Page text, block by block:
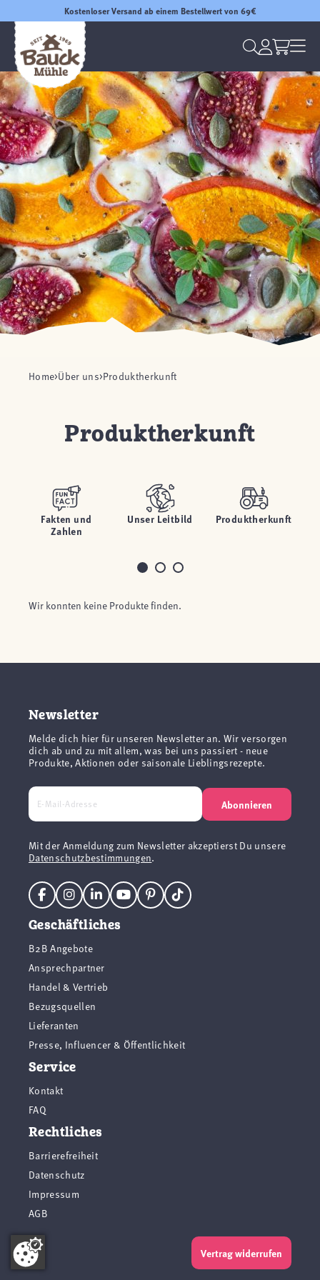
Kostenloser Versand ab einem Bestellwert von 69€
Home Über uns Produktherkunft
Produktherkunft
Fakten und
Zahlen
Unser Leitbild Produktherkunft
Wir konnten keine Produkte finden.
Vertrag widerrufen
Newsletter
Melde dich hier für unseren Newsletter an. Wir versorgen
dich ab und zu mit allem, was bei uns passiert - neue
Produkte, Aktionen oder saisonale Lieblingsrezepte.
Abonnieren
Mit der Anmeldung zum Newsletter akzeptierst Du unsere
Datenschutzbestimmungen.
Geschäftliches
B2B Angebote
Ansprechpartner
Handel & Vertrieb
Bezugsquellen
Lieferanten
Presse, Influencer & Öffentlichkeit
Service
Kontakt
FAQ
Rechtliches
Barrierefreiheit
Datenschutz
Impressum
AGB